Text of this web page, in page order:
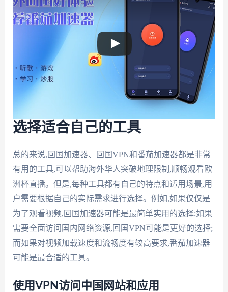
选择适合自己的工具
总的来说,回国加速器、回国VPN和番茄加速器都是非常
有用的工具,可以帮助海外华人突破地理限制,顺畅观看欧
洲杯直播。但是,每种工具都有自己的特点和适用场景,用
户需要根据自己的实际需求进行选择。例如,如果仅仅是
为了观看视频,回国加速器可能是最简单实用的选择;如果
需要全面访问国内网络资源,回国VPN可能是更好的选择;
而如果对视频加载速度和流畅度有较高要求,番茄加速器
可能是最合适的工具。
使用VPN访问中国网站和应用